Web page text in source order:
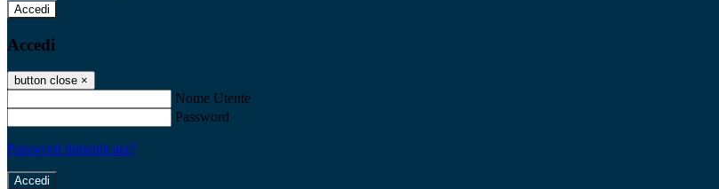
Accedi
Accedi
button close ×
Nome Utente
Password
Password dimenticata?